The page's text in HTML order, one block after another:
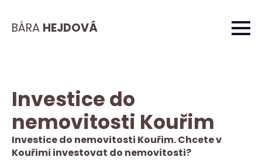
BÁRA HEJDOVÁ
Investice do
nemovitosti Kouřim
Investice do nemovitosti Kouřim. Chcete v
Kouřimi investovat do nemovitosti?